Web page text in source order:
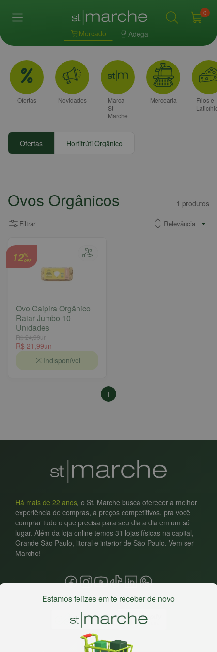
Mercado Adega
0
Ofertas Novidades
Marca
St
Marche
Mercearia
Frios e
Ofertas Hortifrúti Orgânico
Ovos Orgânicos 1 produtos
Filtrar
12%
OFF
Ovo Caipira Orgânico
Raiar Jumbo 10
Unidades
R$ 24,99un
R$ 21,99un
Indisponível
1
Há mais de 22 anos, o St. Marche busca oferecer a melhor
experiência de compras, a preços competitivos, pra você
comprar tudo o que precisa para seu dia a dia em um só
lugar. Além da loja online temos 31 lojas físicas na capital,
Grande São Paulo, litoral e interior de São Paulo. Vem ser
Marche!
Baixe nosso app
Estamos felizes em te receber de novo